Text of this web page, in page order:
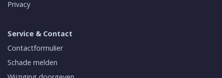
Privacy
Service & Contact
Contactformulier
Schade melden